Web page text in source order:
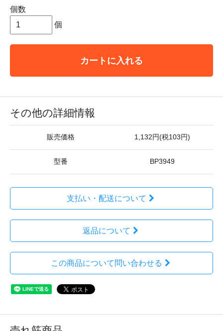
個数
個
カートに入れる
その他の詳細情報
販売価格 1,132円(税103円)
型番 BP3949
支払い・配送について
返品について
この商品について問い合わせる